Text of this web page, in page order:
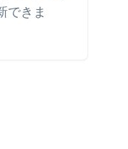
できま